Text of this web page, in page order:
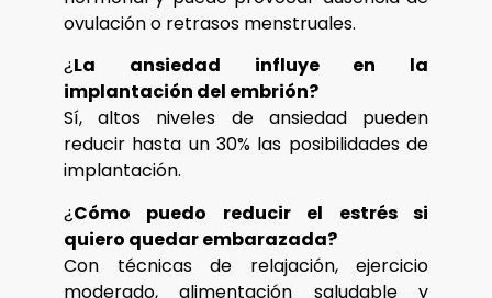
ovulación o retrasos menstruales.
¿La ansiedad influye en la
implantación del embrión?
Sí, altos niveles de ansiedad pueden
reducir hasta un 30% las posibilidades de
implantación.
¿Cómo puedo reducir el estrés si
quiero quedar embarazada?
Con técnicas de relajación, ejercicio
moderado, alimentación saludable y